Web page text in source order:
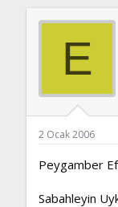
b
a
a
a
l
ç
h
E
2 Ocak 2006
Peygamber
Sabahleyin